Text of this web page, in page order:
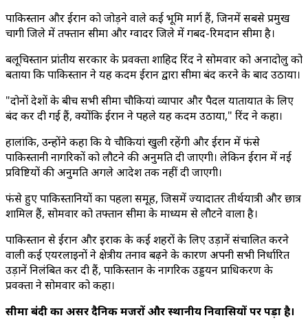
पाकिस्तान और ईरान को जोड़ने वाले कई भूमि मार्ग हैं, जिनमें सबसे प्रमुख
चागी जिले में तफ्तान सीमा और ग्वादर जिले में गबद-रिमदान सीमा है।
बलूचिस्तान प्रांतीय सरकार के प्रवक्ता शाहिद रिंद ने सोमवार को अनादोलु को
बताया कि पाकिस्तान ने यह कदम ईरान द्वारा सीमा बंद करने के बाद उठाया।
"दोनों देशों के बीच सभी सीमा चौकियां व्यापार और पैदल यातायात के लिए
बंद कर दी गई हैं, क्योंकि ईरान ने पहले यह कदम उठाया," रिंद ने कहा।
हालांकि, उन्होंने कहा कि ये चौकियां खुली रहेंगी और ईरान में फंसे
पाकिस्तानी नागरिकों को लौटने की अनुमति दी जाएगी। लेकिन ईरान में नई
प्रविष्टियों की अनुमति अगले आदेश तक नहीं दी जाएगी।
फंसे हुए पाकिस्तानियों का पहला समूह, जिसमें ज्यादातर तीर्थयात्री और छात्र
शामिल हैं, सोमवार को तफ्तान सीमा के माध्यम से लौटने वाला है।
पाकिस्तान से ईरान और इराक के कई शहरों के लिए उड़ानें संचालित करने
वाली कई एयरलाइनों ने क्षेत्रीय तनाव बढ़ने के कारण अपनी सभी निर्धारित
उड़ानें निलंबित कर दी हैं, पाकिस्तान के नागरिक उड्डयन प्राधिकरण के
प्रवक्ता ने सोमवार को कहा।
सीमा बंदी का असर दैनिक मजदूरों और स्थानीय निवासियों पर पड़ा है।